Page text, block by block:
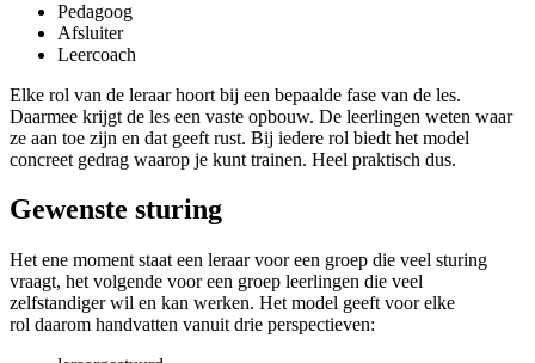
Pedagoog
Afsluiter
Leercoach
Elke rol van de leraar hoort bij een bepaalde fase van de les.
Daarmee krijgt de les een vaste opbouw. De leerlingen weten waar
ze aan toe zijn en dat geeft rust. Bij iedere rol biedt het model
concreet gedrag waarop je kunt trainen. Heel praktisch dus.
Gewenste sturing
Het ene moment staat een leraar voor een groep die veel sturing
vraagt, het volgende voor een groep leerlingen die veel
zelfstandigerwil en kan werken. Het model geeft voor elke
rol daarom handvatten vanuit drie perspectieven: